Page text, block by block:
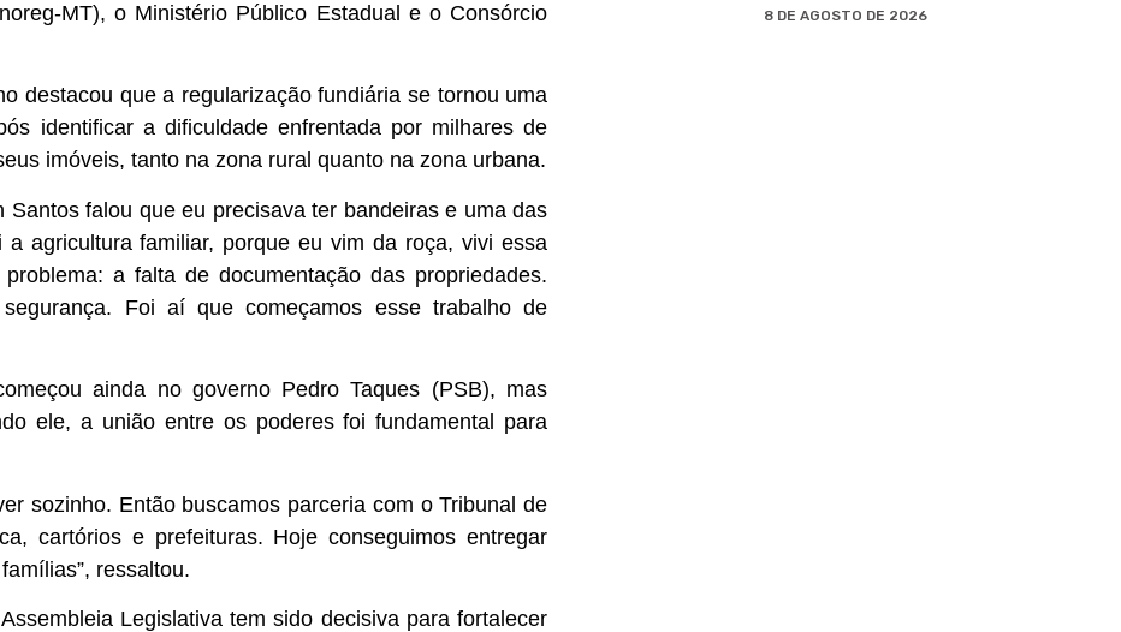
MT), o Ministério Público Estadual e o Consórcio
destacou que a regularização fundiária se tornou uma
identificar a dificuldade enfrentada por milhares de
imóveis, tanto na zona rural quanto na zona urbana.
falou que eu precisava ter bandeiras e uma das
agricultura familiar, porque eu vim da roça, vivi essa
a falta de documentação das propriedades.
Foi aí que começamos esse trabalho de
ainda no governo Pedro Taques (PSB), mas
ele, a união entre os poderes foi fundamental para
sozinho. Então buscamos parceria com o Tribunal de
cartórios e prefeituras. Hoje conseguimos entregar
ressaltou.
Legislativa tem sido decisiva para fortalecer
8 DE AGOSTO DE 2026